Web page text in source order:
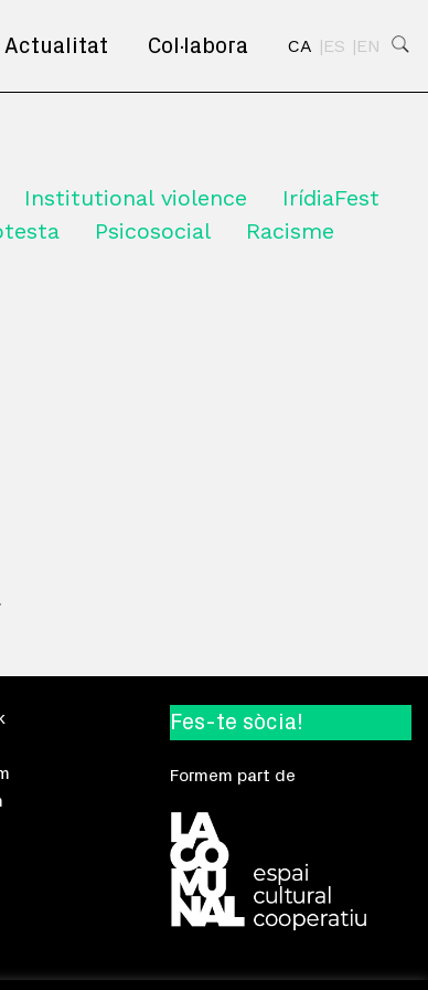
Actualitat Col·labora CA ES EN
Institutional violence
IrídiaFest
Psicosocial
Racisme
Fes-te sòcia!
Formem part de